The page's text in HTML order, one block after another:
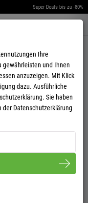
Super Deals bis zu -80%
Warenkorb aufklappen
Ihre
gewährleisten und Ihnen
anzuzeigen. Mit Klick
dazu. Ausführliche
Sie haben
Datenschutzerklärung